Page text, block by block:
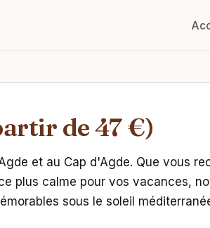
de 47 €)
et au Cap d'Agde. Que vous
plus calme pour vos vacances,
sous le soleil